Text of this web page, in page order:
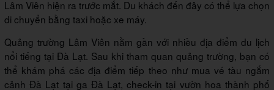
Lâm Viên hiện ra trước mắt. Du khách đến đây có thể lựa chọn
di chuyển bằng taxi hoặc xe máy.
Quảng trường Lâm Viên nằm gần với nhiều địa điểm du lịch
nổi tiếng tại Đà Lạt. Sau khi tham quan quảng trường, bạn có
thể khám phá các địa điểm tiếp theo như mua vé tàu ngắm
cảnh Đà Lạt tại ga Đà Lạt, check-in tại vườn hoa thành phố